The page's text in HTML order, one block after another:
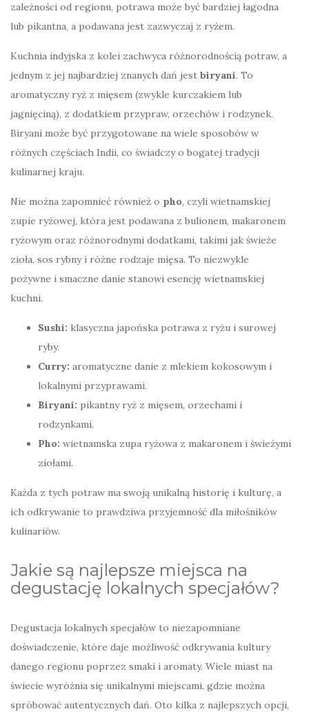
zależności od regionu, potrawa może być bardziej łagodna
lub pikantna, a podawana jest zazwyczaj z ryżem.
Kuchnia indyjska z kolei zachwyca różnorodnością potraw, a
jednym z jej najbardziej znanych dań jest biryani. To
aromatyczny ryż z mięsem (zwykle kurczakiem lub
jagnięciną), z dodatkiem przypraw, orzechów i rodzynek.
Biryani może być przygotowane na wiele sposobów w
różnych częściach Indii, co świadczy o bogatej tradycji
kulinarnej kraju.
Nie można zapomnieć również o pho, czyli wietnamskiej
zupie ryżowej, która jest podawana z bulionem, makaronem
ryżowym oraz różnorodnymi dodatkami, takimi jak świeże
zioła, sos rybny i różne rodzaje mięsa. To niezwykle
pożywne i smaczne danie stanowi esencję wietnamskiej
kuchni.
Sushi: klasyczna japońska potrawa z ryżu i surowej
ryby.
Curry: aromatyczne danie z mlekiem kokosowym i
lokalnymi przyprawami.
Biryani: pikantny ryż z mięsem, orzechami i
rodzynkami.
Pho: wietnamska zupa ryżowa z makaronem i świeżymi
ziołami.
Każda z tych potraw ma swoją unikalną historię i kulturę, a
ich odkrywanie to prawdziwa przyjemność dla miłośników
kulinariów.
Jakie są najlepsze miejsca na
degustację lokalnych specjałów?
Degustacja lokalnych specjałów to niezapomniane
doświadczenie, które daje możliwość odkrywania kultury
danego regionu poprzez smaki i aromaty. Wiele miast na
świecie wyróżnia się unikalnymi miejscami, gdzie można
spróbować autentycznych dań. Oto kilka z najlepszych opcji,